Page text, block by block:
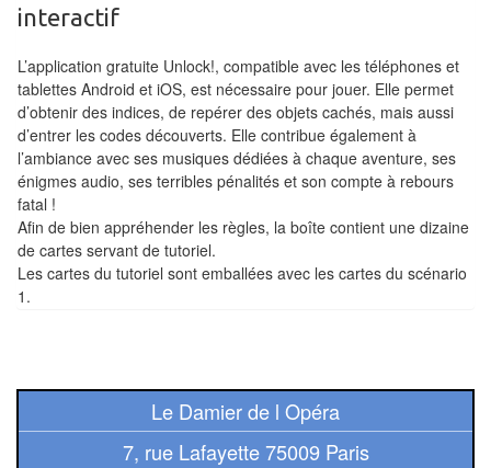
Pour
la
famille
Pour
les
initiés
Pour
les
solitaire
Pour
interactif
L’application gratuite Unlock!, compatible avec les téléphones et
tablettes Android et iOS, est nécessaire pour jouer. Elle permet
d’obtenir des indices, de repérer des objets cachés, mais aussi
d’entrer les codes découverts. Elle contribue également à
l’ambiance avec ses musiques dédiées à chaque aventure, ses
énigmes audio, ses terribles pénalités et son compte à rebours
fatal !
Afin de bien appréhender les règles, la boîte contient une dizaine
de cartes servant de tutoriel.
Les cartes du tutoriel sont emballées avec les cartes du scénario
1.
Le Damier de l Opéra
7, rue Lafayette 75009 Paris